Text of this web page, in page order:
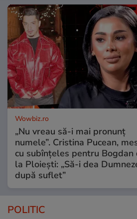
Wowbiz.ro
„Nu vreau să-i mai pronunț
numele”. Cristina Pucean,
cu subînțeles pentru Bogdan
la Ploiești: „Să-i dea
după suflet”
POLITIC